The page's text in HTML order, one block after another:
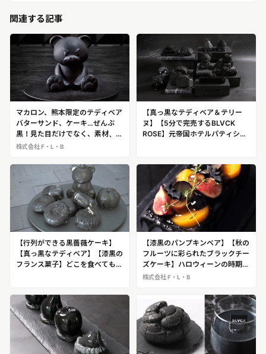
関連する記事
マカロン、熊本限定のテディベア
バターサンド、ケーキ…ぜんぶ
黒！見た目だけでなく、素材、調
理法までこだわった新感覚 “モノ
＠熊本・肥後よかモン市場期間限
定出店（2月1日～2月14日）
株式会社 F・L・B
【真っ黒なテディベア＆テリー
ヌ】【5分で完売するBLVCK
ROSE】元帝国ホテルパティシエ
PARIS（ブラックパリ）」＠らら
ぽーと愛知東郷で期間限定出店
（4月10日～6月9日）
【行列ができる黒薔薇ケーキ】
【真っ黒なテディベア】【漆黒の
フランス菓子】どこを食べても真
ホテルパティシエが作る
「BLVCK PARIS（ブラックパ
リ）」＠渋谷ヒカリエB2で期間
限定出店（6月6日～6月12日）
【漆黒のパンプキンベア】【秋の
フルーツに彩られたブラックチー
ズケーキ】ハロウィーンの時期に
注目のスイーツ！元帝国ホテルの
株式会社 F・L・B